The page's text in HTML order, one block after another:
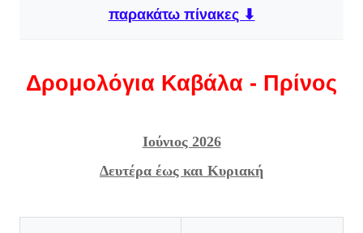
παρακάτω πίνακες ⬇
Δρομολόγια Καβάλα - Πρίνος
Ιούνιος 2026
Δευτέρα έως και Κυριακή